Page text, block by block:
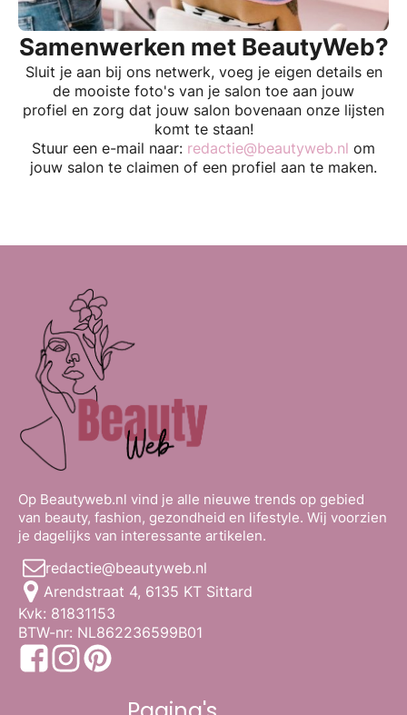
Samenwerken met BeautyWeb?
Sluit je aan bij ons netwerk, voeg je eigen details en
de mooiste foto's van je salon toe aan jouw
profiel en zorg dat jouw salon bovenaan onze lijsten
komt te staan!
Stuur een e-mail naar: redactie@beautyweb.nl om
jouw salon te claimen of een profiel aan te maken.
Op Beautyweb.nl vind je alle nieuwe trends op gebied
van beauty, fashion, gezondheid en lifestyle. Wij voorzien
je dagelijks van interessante artikelen.
redactie@beautyweb.nl
Arendstraat 4, 6135 KT Sittard
Kvk: 81831153
BTW-nr: NL862236599B01